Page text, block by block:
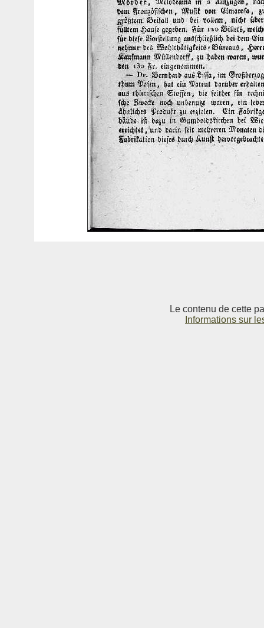
Le contenu de cette
Informations sur